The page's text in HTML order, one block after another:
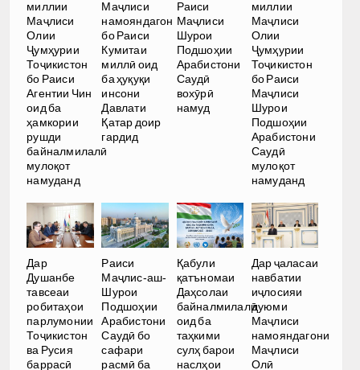
миллии
Маҷлиси
Олии
Ҷумҳурии
Тоҷикистон
бо Раиси
Агентии Чин
оид ба
ҳамкории
рушди
байналмилалӣ
мулоқот
намуданд
Маҷлиси
намояндагон
бо Раиси
Кумитаи
миллӣ оид
ба ҳуқуқи
инсони
Давлати
Қатар доир
гардид
Раиси
Маҷлиси
Шурои
Подшоҳии
Арабистони
Саудӣ
вохӯрӣ
намуд
миллии
Маҷлиси
Олии
Ҷумҳурии
Тоҷикистон
бо Раиси
Маҷлиси
Шурои
Подшоҳии
Арабистони
Саудӣ
мулоқот
намуданд
Дар
Душанбе
тавсеаи
робитаҳои
парлумонии
Тоҷикистон
ва Русия
баррасӣ
Раиси
Маҷлис-аш-
Шурои
Подшоҳии
Арабистони
Саудӣ бо
сафари
расмӣ ба
Қабули
қатъномаи
Даҳсолаи
байналмилалӣ
оид ба
таҳкими
сулҳ барои
наслҳои
Дар ҷаласаи
навбатии
иҷлосияи
дуюми
Маҷлиси
намояндагони
Маҷлиси
Олӣ